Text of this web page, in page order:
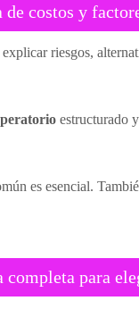
costos y
explicar riesgos,
estructurado
es esencial.
completa para